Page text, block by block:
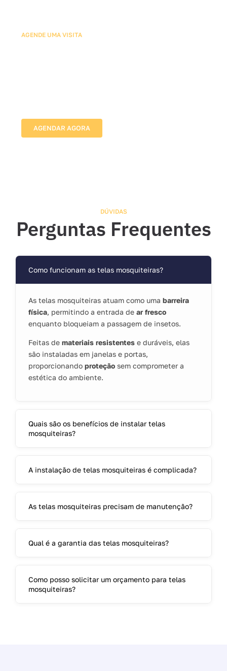
AGENDE UMA VISITA
AGENDAR AGORA
DÚVIDAS
Perguntas Frequentes
Como funcionam as telas mosquiteiras?
As telas mosquiteiras atuam como uma barreira
física, permitindo a entrada de ar fresco
enquanto bloqueiam a passagem de insetos.
Feitas de materiais resistentes e duráveis, elas
são instaladas em janelas e portas,
proporcionando proteção sem comprometer a
estética do ambiente.
Quais são os benefícios de instalar telas
mosquiteiras?
A instalação de telas mosquiteiras é complicada?
As telas mosquiteiras precisam de manutenção?
Qual é a garantia das telas mosquiteiras?
Como posso solicitar um orçamento para telas
mosquiteiras?